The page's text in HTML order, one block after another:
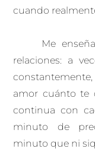
cuando
Me
relaciones: a
constantemente,
amor cuánto te
continua con
minuto de
minuto que ni